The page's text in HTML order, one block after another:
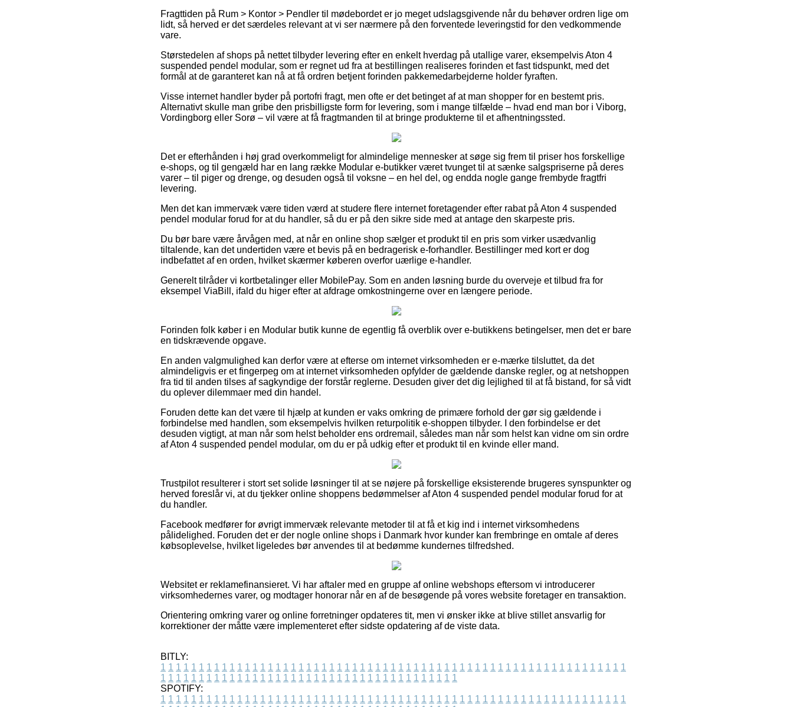
Fragttiden på Rum > Kontor > Pendler til mødebordet er jo meget udslagsgivende når du behøver ordren lige om
lidt, så herved er det særdeles relevant at vi ser nærmere på den forventede leveringstid for den vedkommende
vare.
Størstedelen af shops på nettet tilbyder levering efter en enkelt hverdag på utallige varer, eksempelvis Aton 4
suspended pendel modular, som er regnet ud fra at bestillingen realiseres forinden et fast tidspunkt, med det
formål at de garanteret kan nå at få ordren betjent forinden pakkemedarbejderne holder fyraften.
Visse internet handler byder på portofri fragt, men ofte er det betinget af at man shopper for en bestemt pris.
Alternativt skulle man gribe den prisbilligste form for levering, som i mange tilfælde – hvad end man bor i Viborg,
Vordingborg eller Sorø – vil være at få fragtmanden til at bringe produkterne til et afhentningssted.
Det er efterhånden i høj grad overkommeligt for almindelige mennesker at søge sig frem til priser hos forskellige
e-shops, og til gengæld har en lang række Modular e-butikker været tvunget til at sænke salgspriserne på deres
varer – til piger og drenge, og desuden også til voksne – en hel del, og endda nogle gange frembyde fragtfri
levering.
Men det kan immervæk være tiden værd at studere flere internet foretagender efter rabat på Aton 4 suspended
pendel modular forud for at du handler, så du er på den sikre side med at antage den skarpeste pris.
Du bør bare være årvågen med, at når en online shop sælger et produkt til en pris som virker usædvanlig
tiltalende, kan det undertiden være et bevis på en bedragerisk e-forhandler. Bestillinger med kort er dog
indbefattet af en orden, hvilket skærmer køberen overfor uærlige e-handler.
Generelt tilråder vi kortbetalinger eller MobilePay. Som en anden løsning burde du overveje et tilbud fra for
eksempel ViaBill, ifald du higer efter at afdrage omkostningerne over en længere periode.
Forinden folk køber i en Modular butik kunne de egentlig få overblik over e-butikkens betingelser, men det er bare
en tidskrævende opgave.
En anden valgmulighed kan derfor være at efterse om internet virksomheden er e-mærke tilsluttet, da det
almindeligvis er et fingerpeg om at internet virksomheden opfylder de gældende danske regler, og at netshoppen
fra tid til anden tilses af sagkyndige der forstår reglerne. Desuden giver det dig lejlighed til at få bistand, for så vidt
du oplever dilemmaer med din handel.
Foruden dette kan det være til hjælp at kunden er vaks omkring de primære forhold der gør sig gældende i
forbindelse med handlen, som eksempelvis hvilken returpolitik e-shoppen tilbyder. I den forbindelse er det
desuden vigtigt, at man når som helst beholder ens ordremail, således man når som helst kan vidne om sin ordre
af Aton 4 suspended pendel modular, om du er på udkig efter et produkt til en kvinde eller mand.
Trustpilot resulterer i stort set solide løsninger til at se nøjere på forskellige eksisterende brugeres synspunkter og
herved foreslår vi, at du tjekker online shoppens bedømmelser af Aton 4 suspended pendel modular forud for at
du handler.
Facebook medfører for øvrigt immervæk relevante metoder til at få et kig ind i internet virksomhedens
pålidelighed. Foruden det er der nogle online shops i Danmark hvor kunder kan frembringe en omtale af deres
købsoplevelse, hvilket ligeledes bør anvendes til at bedømme kundernes tilfredshed.
Websitet er reklamefinansieret. Vi har aftaler med en gruppe af online webshops eftersom vi introducerer
virksomhedernes varer, og modtager honorar når en af de besøgende på vores website foretager en transaktion.
Orientering omkring varer og online forretninger opdateres tit, men vi ønsker ikke at blive stillet ansvarlig for
korrektioner der måtte være implementeret efter sidste opdatering af de viste data.
BITLY:
1 1 1 1 1 1 1 1 1 1 1 1 1 1 1 1 1 1 1 1 1 1 1 1 1 1 1 1 1 1 1 1 1 1 1 1 1 1 1 1 1 1 1 1 1 1 1 1 1 1 1 1 1 1 1 1 1 1 1 1 1
1 1 1 1 1 1 1 1 1 1 1 1 1 1 1 1 1 1 1 1 1 1 1 1 1 1 1 1 1 1 1 1 1 1 1 1 1 1 1
SPOTIFY:
1 1 1 1 1 1 1 1 1 1 1 1 1 1 1 1 1 1 1 1 1 1 1 1 1 1 1 1 1 1 1 1 1 1 1 1 1 1 1 1 1 1 1 1 1 1 1 1 1 1 1 1 1 1 1 1 1 1 1 1 1